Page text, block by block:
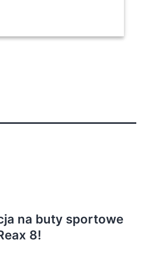
na buty sportowe
8!